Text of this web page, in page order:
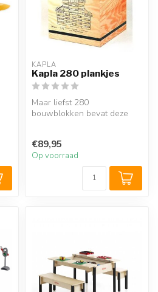
KAPLA
Kapla 280 plankjes
Maar liefst 280
bouwblokken bevat deze
€89,95
Op voorraad